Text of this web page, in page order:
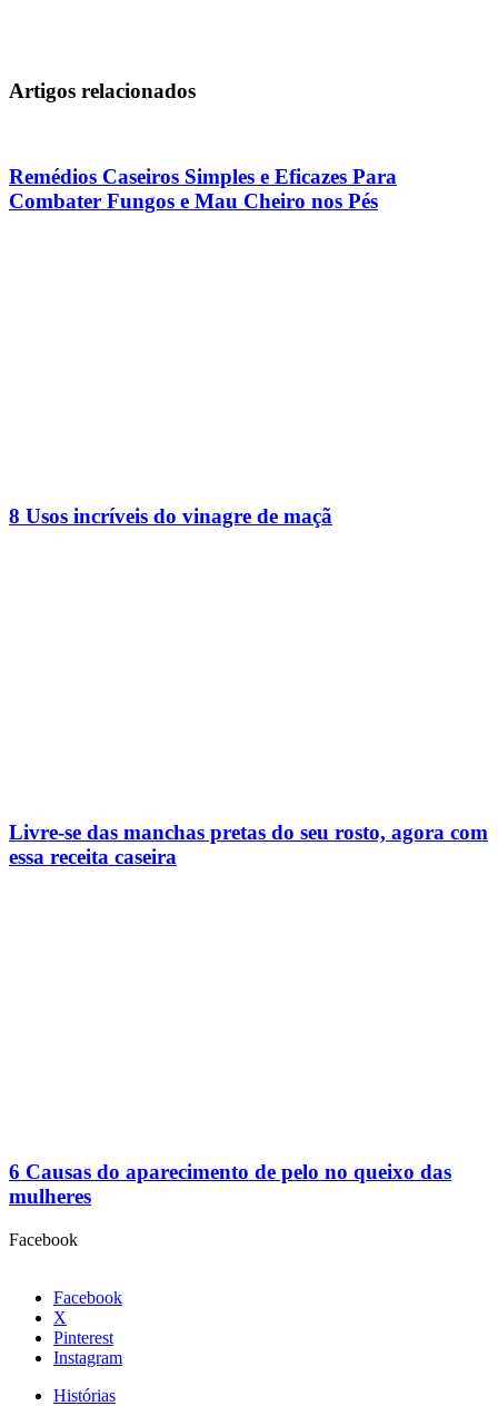
Artigos relacionados
Remédios Caseiros Simples e Eficazes Para
Combater Fungos e Mau Cheiro nos Pés
8 Usos incríveis do vinagre de maçã
Livre-se das manchas pretas do seu rosto, agora com
essa receita caseira
6 Causas do aparecimento de pelo no queixo das
mulheres
Facebook
Facebook
X
Pinterest
Instagram
Histórias